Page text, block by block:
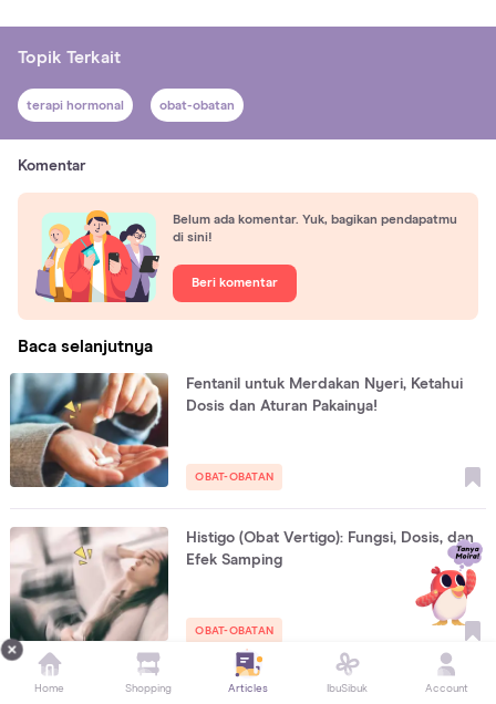
Topik Terkait
terapi hormonal obat-obatan
Komentar
Belum ada komentar. Yuk, bagikan pendapatmu
di sini!
Beri komentar
Baca selanjutnya
Fentanil untuk Merdakan Nyeri, Ketahui
Dosis dan Aturan Pakainya!
OBAT-OBATAN
Histigo (Obat Vertigo): Fungsi, Dosis, dan
Efek Samping
OBAT-OBATAN
Home Shopping Articles IbuSibuk Account